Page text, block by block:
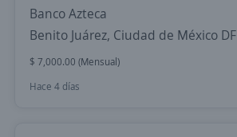
Banco Azteca
Benito Juárez, Ciudad de México DF
$ 7,000.00 (Mensual)
Hace 4 días